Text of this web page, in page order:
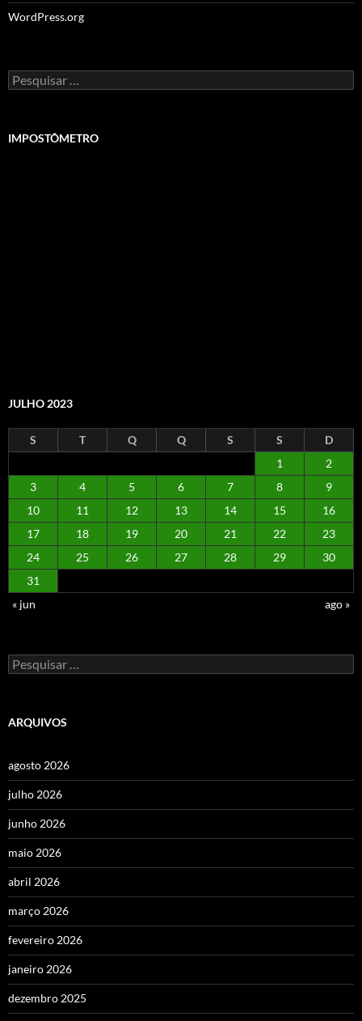
WordPress.org
Pesquisar
por:
IMPOSTÔMETRO
JULHO 2023
S T Q Q S S
D
1
2
3
4 5 6 7 8
9
10
11 12 13 14 15
16
17
18 19 20 21 22
23
24
25 26 27 28 29
30
31
« jun
ago »
Pesquisar
por:
ARQUIVOS
agosto 2026
julho 2026
junho 2026
maio 2026
abril 2026
março 2026
fevereiro 2026
janeiro 2026
dezembro 2025